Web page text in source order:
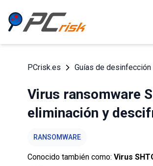
PCrisk.es Guías de desinfección
Virus ransomware
eliminación y
RANSOMWARE
Conocido también como: Virus